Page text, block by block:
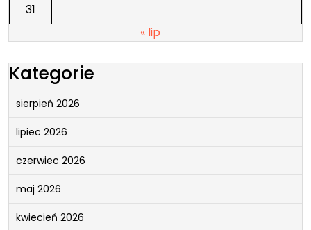
31
« lip
Kategorie
sierpień 2026
lipiec 2026
czerwiec 2026
maj 2026
kwiecień 2026